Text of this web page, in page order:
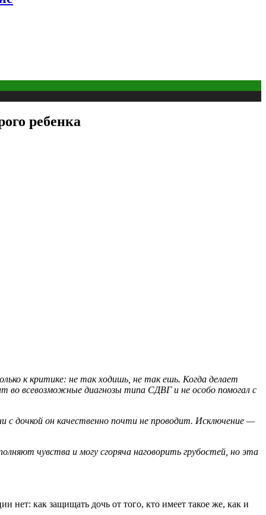
ребенка
к критике: не так ходишь, не так ешь. Когда делает
во всевозможные диагнозы типа СДВГи не особо помогал с
дочкой он качественно почти не проводит. Исключение —
чувства и могу сгоряча наговорить грубостей, но эта
нет: как защищать дочь от того, кто имеет такое же, как и